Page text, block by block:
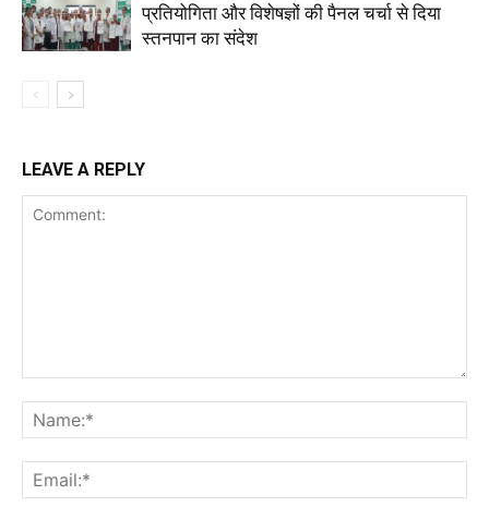
प्रतियोगिता और विशेषज्ञों की पैनल चर्चा से दिया
स्तनपान का संदेश
LEAVE A REPLY